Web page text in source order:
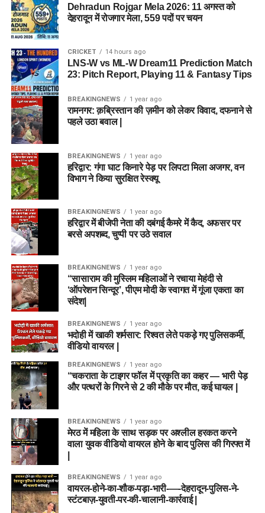
Dehradun Rojgar Mela 2026: 11 अगस्त को
देहरादून में रोजगार मेला, 559 पदों पर चयन
CRICKET 14 hours ago
LNS-W vs ML-W Dream11 Prediction Match
23: Pitch Report, Playing 11 & Fantasy Tips
BREAKINGNEWS 1 year ago
रामनगर: क़ब्रिस्तान की ज़मीन को लेकर विवाद, दफनाने से
पहले उठा बवाल |
BREAKINGNEWS 1 year ago
हरिद्वार: गंगा घाट किनारे पेड़ पर लिपटा मिला अजगर, वन
विभाग ने किया सुरक्षित रेस्क्यू
BREAKINGNEWS 1 year ago
हरिद्वार में बीजेपी नेता की दबंगई कैमरे में कैद, अफसर पर
बरसे अपशब्द, चुप्पी पर उठे सवाल
BREAKINGNEWS 1 year ago
“सासाराम की मुस्लिम महिलाओं ने रचाया मेहंदी से
‘ऑपरेशन सिन्दूर’, पीएम मोदी के स्वागत में गूंजा एकता का
संदेश|
BREAKINGNEWS 1 year ago
भदोही में खाकी शर्मसार: रिश्वत लेते पकड़े गए पुलिसकर्मी,
वीडियो वायरल |
BREAKINGNEWS 1 year ago
“चकराता के टाइगर फॉल में प्रकृति का कहर — भारी पेड़
और पत्थरों के गिरने से 2 की मौके पर मौत, कई घायल |
BREAKINGNEWS 1 year ago
मेरठ में महिला के साथ सड़क पर अश्लील हरकत करने
वाला युवक वीडियो वायरल होने के बाद पुलिस की गिरफ्त में
BREAKINGNEWS 1 year ago
वायरल-होने-का-शौक-पड़ा-भारी-—-देहरादून-पुलिस-ने-
स्टंटबाज़-युवती-पर-की-चालानी-कार्रवाई |